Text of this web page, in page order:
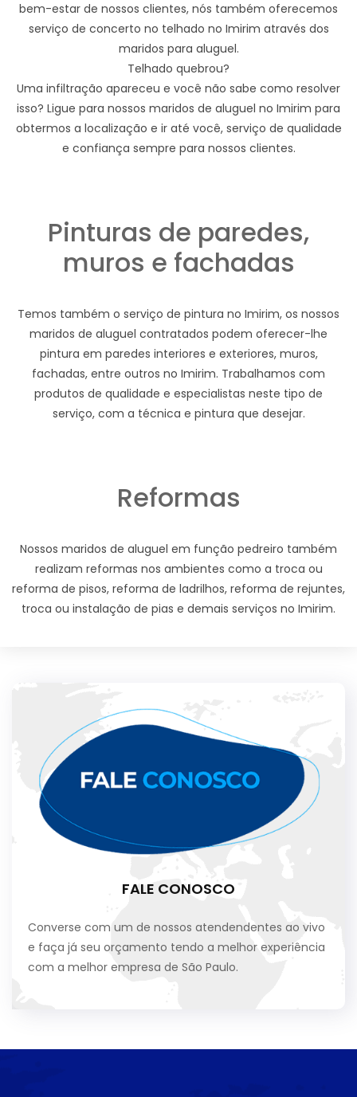
bem-estar de nossos clientes, nós também oferecemos
serviço de concerto no telhado no Imirim através dos
maridos para aluguel.
Telhado quebrou?
Uma infiltração apareceu e você não sabe como resolver
isso? Ligue para nossos maridos de aluguel no Imirim para
obtermos a localização e ir até você, serviço de qualidade
e confiança sempre para nossos clientes.
Pinturas de paredes,
muros e fachadas
Temos também o serviço de pintura no Imirim, os nossos
maridos de aluguel contratados podem oferecer-lhe
pintura em paredes interiores e exteriores, muros,
fachadas, entre outros no Imirim. Trabalhamos com
produtos de qualidade e especialistas neste tipo de
serviço, com a técnica e pintura que desejar.
Reformas
Nossos maridos de aluguel em função pedreiro também
realizam reformas nos ambientes como a troca ou
reforma de pisos, reforma de ladrilhos, reforma de rejuntes,
troca ou instalação de pias e demais serviços no Imirim.
FALE CONOSCO
Converse com um de nossos atendendentes ao vivo
e faça já seu orçamento tendo a melhor experiência
com a melhor empresa de São Paulo.